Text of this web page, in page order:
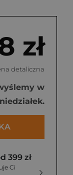
zł
detaliczna
w
399 zł
Ci